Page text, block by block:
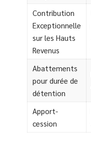
Contribution
Exceptionnelle
sur les Hauts
Revenus
Abattements
pour durée de
détention
Apport-
cession